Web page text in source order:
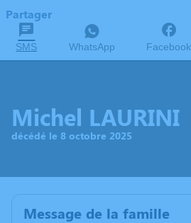
Partager
SMS WhatsApp Facebook
Michel LAURINI
décédé le 8 octobre 2025
Message de la famille